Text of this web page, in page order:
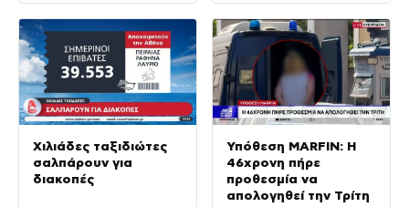
Χιλιάδες ταξιδιώτες
σαλπάρουν για
διακοπές
Υπόθεση MARFIN: Η
46χρονη πήρε
προθεσμία να
απολογηθεί την Τρίτη